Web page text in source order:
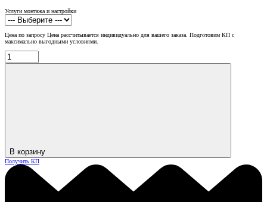
Услуги монтажа и настройки
Цена по запросу Цена рассчитывается индивидуально для вашего заказа. Подготовим КП с
максимально выгодными условиями.
В корзину
Получить КП